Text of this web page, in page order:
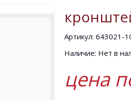
Артикул: 643021-
Наличие: Нет в
цена